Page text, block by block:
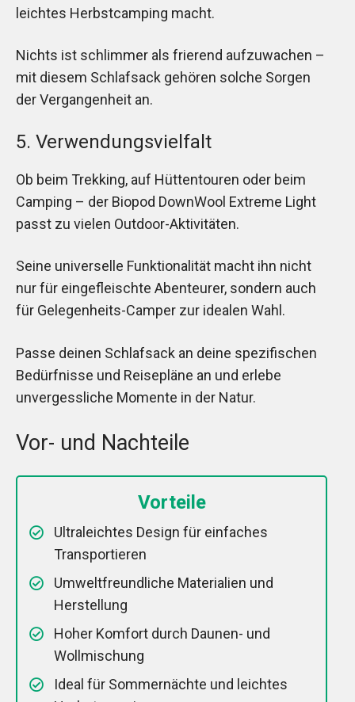
leichtes Herbstcamping macht.
Nichts ist schlimmer als frierend aufzuwachen –
mit diesem Schlafsack gehören solche Sorgen
der Vergangenheit an.
5. Verwendungsvielfalt
Ob beim Trekking, auf Hüttentouren oder beim
Camping – der Biopod DownWool Extreme Light
passt zu vielen Outdoor-Aktivitäten.
Seine universelle Funktionalität macht ihn nicht
nur für eingefleischte Abenteurer, sondern auch
für Gelegenheits-Camper zur idealen Wahl.
Passe deinen Schlafsack an deine spezifischen
Bedürfnisse und Reisepläne an und erlebe
unvergessliche Momente in der Natur.
Vor- und Nachteile
Vorteile
Ultraleichtes Design für einfaches
Transportieren
Umweltfreundliche Materialien und
Herstellung
Hoher Komfort durch Daunen- und
Wollmischung
Ideal für Sommernächte und leichtes